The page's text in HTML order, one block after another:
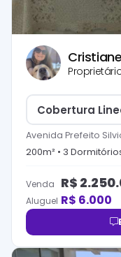
Cristiane
Cobertura
Avenida Prefeito
200m² • 3 Dormitório
Venda R$
Aluguel R$ 6.000